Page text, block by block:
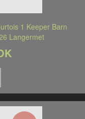
1 Keeper Barn
Langermet